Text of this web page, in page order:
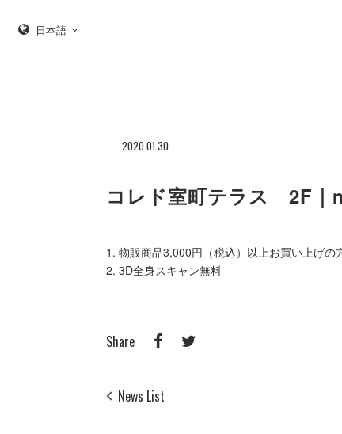
日本語
2020.01.30
コレド室町テラス 2F｜
1. 物販商品3,000円（税込）以上お買い上げの
2. 3D全身スキャン無料
Share
News List